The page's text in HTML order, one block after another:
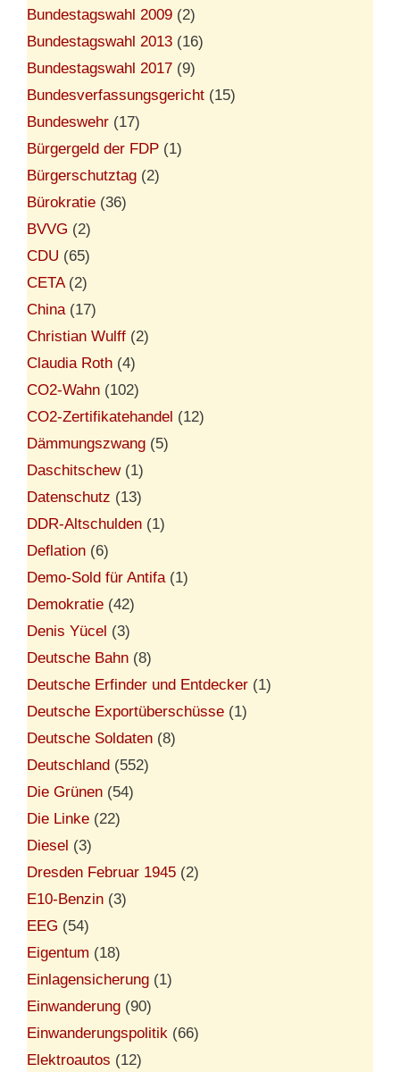
Bundestagswahl 2009 (2)
Bundestagswahl 2013 (16)
Bundestagswahl 2017 (9)
Bundesverfassungsgericht (15)
Bundeswehr (17)
Bürgergeld der FDP (1)
Bürgerschutztag (2)
Bürokratie (36)
BVVG (2)
CDU (65)
CETA(2)
China(17)
Christian Wulff (2)
Claudia Roth (4)
CO2-Wahn (102)
CO2-Zertifikatehandel (12)
Dämmungszwang (5)
Daschitschew(1)
Datenschutz (13)
DDR-Altschulden (1)
Deflation (6)
Demo-Sold für Antifa(1)
Demokratie (42)
Denis Yücel (3)
Deutsche Bahn (8)
Deutsche Erfinder und Entdecker (1)
Deutsche Exportüberschüsse (1)
Deutsche Soldaten (8)
Deutschland (552)
Die Grünen (54)
Die Linke (22)
Diesel (3)
Dresden Februar 1945 (2)
E10-Benzin (3)
EEG (54)
Eigentum (18)
Einlagensicherung (1)
Einwanderung (90)
Einwanderungspolitik (66)
Elektroautos (12)